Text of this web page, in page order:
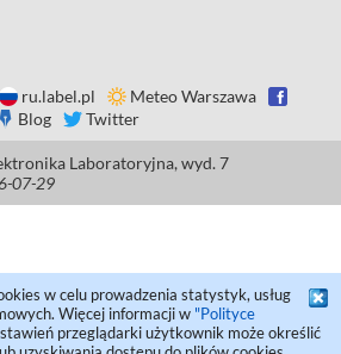
w celu prowadzenia statystyk, usług
Więcej informacji w "Polityce
przeglądarki użytkownik może określić
ru.label.pl
Meteo Warszawa
Blog Twitter
Laboratoryjna, wyd. 7
07-29